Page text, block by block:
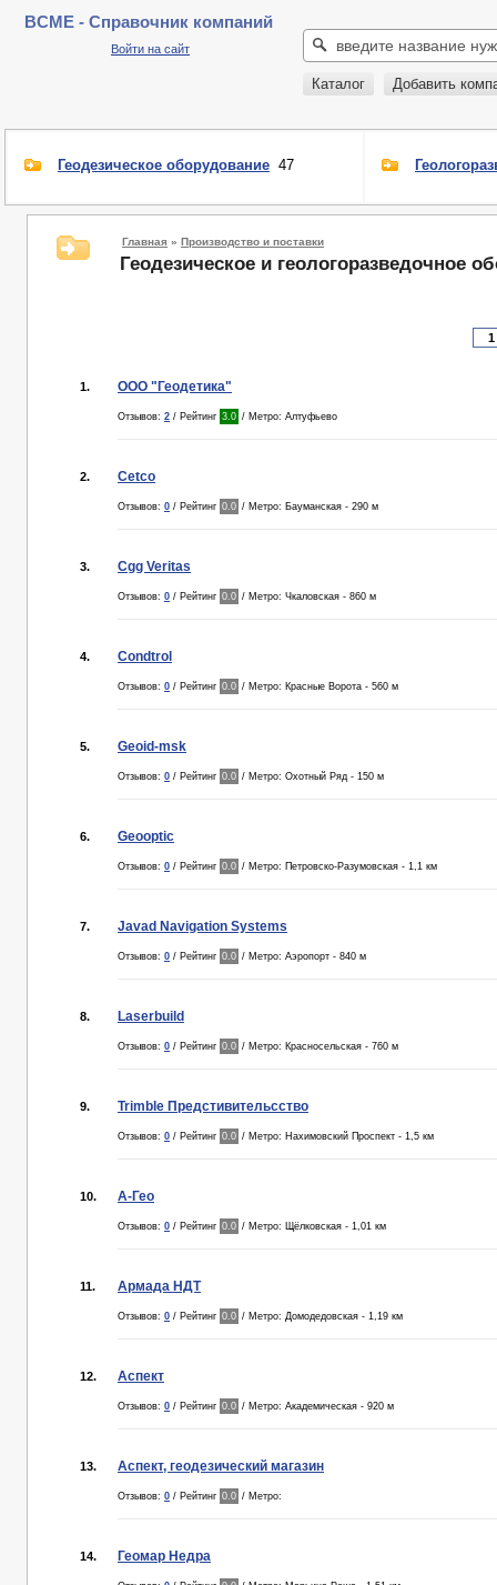
BCME - Справочник компаний
Войти на сайт
Каталог Добавить
Геодезическое оборудование 47
Главная » Производство и поставки
Геодезическое и геологоразведочное
1. ООО "Геодетика"
Отзывов: 2 / Рейтинг 3.0 / Метро: Алтуфьево
2. Cetco
Отзывов: 0 / Рейтинг 0.0 / Метро: Бауманская - 290 м
3. Cgg Veritas
Отзывов: 0 / Рейтинг 0.0 / Метро: Чкаловская - 860 м
4. Condtrol
Отзывов: 0 / Рейтинг 0.0 / Метро: Красные Ворота - 560 м
5. Geoid-msk
Отзывов: 0 / Рейтинг 0.0 / Метро: Охотный Ряд - 150 м
6. Geooptic
Отзывов: 0 / Рейтинг 0.0 / Метро: Петровско-Разумовская - 1,1 км
7. Javad Navigation Systems
Отзывов: 0 / Рейтинг 0.0 / Метро: Аэропорт - 840 м
8. Laserbuild
Отзывов: 0 / Рейтинг 0.0 / Метро: Красносельская - 760 м
9. Trimble Предстивительсство
Отзывов: 0 / Рейтинг 0.0 / Метро: Нахимовский Проспект - 1,5 км
10. А-Гео
Отзывов: 0 / Рейтинг 0.0 / Метро: Щёлковская - 1,01 км
11. Армада НДТ
Отзывов: 0 / Рейтинг 0.0 / Метро: Домодедовская - 1,19 км
12. Аспект
Отзывов: 0 / Рейтинг 0.0 / Метро: Академическая - 920 м
13. Аспект, геодезический магазин
Отзывов: 0 / Рейтинг 0.0 / Метро:
14. Геомар Недра